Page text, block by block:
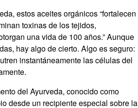
estos aceites orgánicos “fortalecen
toxinas de los tejidos,
una vida de 100 años.” Aunque
hay algo de cierto. Algo es seguro:
instantáneamente las células del
del Ayurveda, conocido como
desde un recipiente especial sobre la